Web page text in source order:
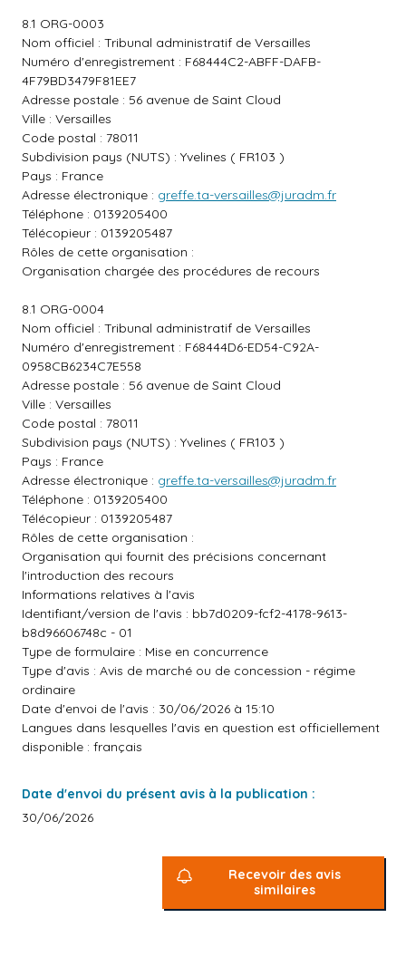
8.1 ORG-0003
Nom officiel : Tribunal administratif de Versailles
Numéro d'enregistrement : F68444C2-ABFF-DAFB-
4F79BD3479F81EE7
Adresse postale : 56 avenue de Saint Cloud
Ville : Versailles
Code postal : 78011
Subdivision pays (NUTS) : Yvelines ( FR103 )
Pays : France
Adresse électronique : greffe.ta-versailles@juradm.fr
Téléphone : 0139205400
Télécopieur : 0139205487
Rôles de cette organisation :
Organisation chargée des procédures de recours
8.1 ORG-0004
Nom officiel : Tribunal administratif de Versailles
Numéro d'enregistrement : F68444D6-ED54-C92A-
0958CB6234C7E558
Adresse postale : 56 avenue de Saint Cloud
Ville : Versailles
Code postal : 78011
Subdivision pays (NUTS) : Yvelines ( FR103 )
Pays : France
Adresse électronique : greffe.ta-versailles@juradm.fr
Téléphone : 0139205400
Télécopieur : 0139205487
Rôles de cette organisation :
Organisation qui fournit des précisions concernant
l'introduction des recours
Informations relatives à l'avis
Identifiant/version de l'avis : bb7d0209-fcf2-4178-9613-
b8d96606748c - 01
Type de formulaire : Mise en concurrence
Type d'avis : Avis de marché ou de concession - régime
ordinaire
Date d'envoi de l'avis : 30/06/2026 à 15:10
Langues dans lesquelles l'avis en question est officiellement
disponible : français
Date d'envoi du présent avis à la publication :
30/06/2026
Recevoir des avis
similaires